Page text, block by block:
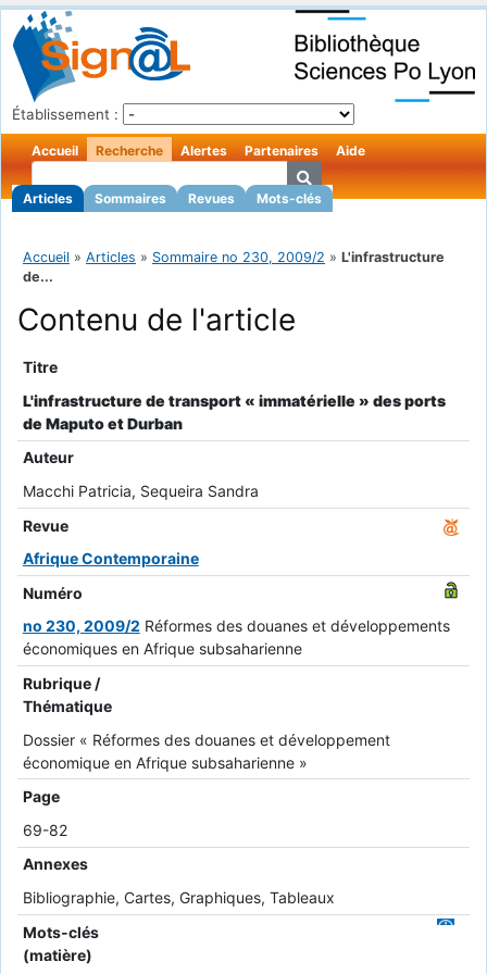
Établissement :
Accueil Recherche
Articles Sommaires Revues Mots-clés
Alertes Partenaires Aide
Accueil » Articles » Sommaire no 230, 2009/2 » L'infrastructure
de...
Contenu de l'article
Titre
L'infrastructure de transport « immatérielle » des ports
de Maputo et Durban
Auteur
Macchi Patricia, Sequeira Sandra
Revue
Afrique Contemporaine
Numéro
no 230, 2009/2 Réformes des douanes et développements
économiques en Afrique subsaharienne
Rubrique /
Thématique
Dossier « Réformes des douanes et développement
économique en Afrique subsaharienne »
Page
69-82
Annexes
Bibliographie, Cartes, Graphiques, Tableaux
Mots-clés
(matière)